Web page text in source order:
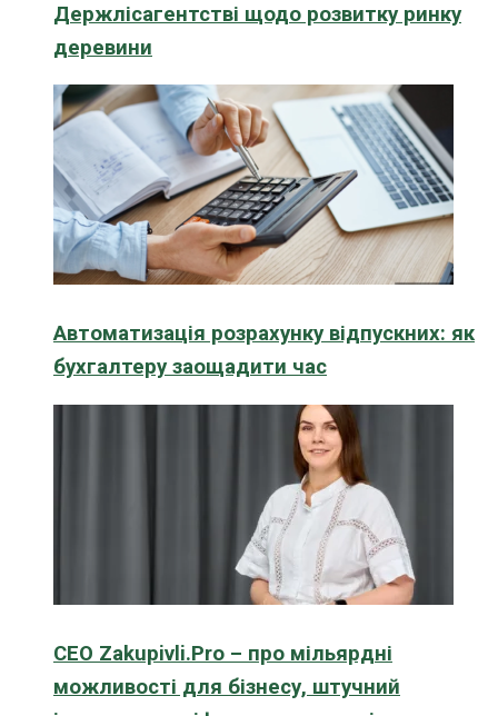
Держлісагентстві щодо розвитку ринку
деревини
Автоматизація розрахунку відпускних: як
бухгалтеру заощадити час
CEO Zakupivli.Pro – про мільярдні
можливості для бізнесу, штучний